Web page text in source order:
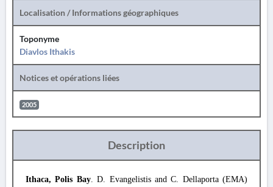
Localisation / Informations géographiques
Toponyme
Diavlos Ithakis
Notices et opérations liées
2005
Description
Ithaca, Polis Bay. D. Evangelistis and C. Dellaporta (EMA)